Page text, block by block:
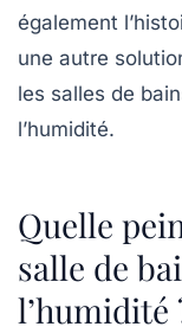
également
une autre
les salles de
l’humidité.
Quelle
salle de
l’humidité